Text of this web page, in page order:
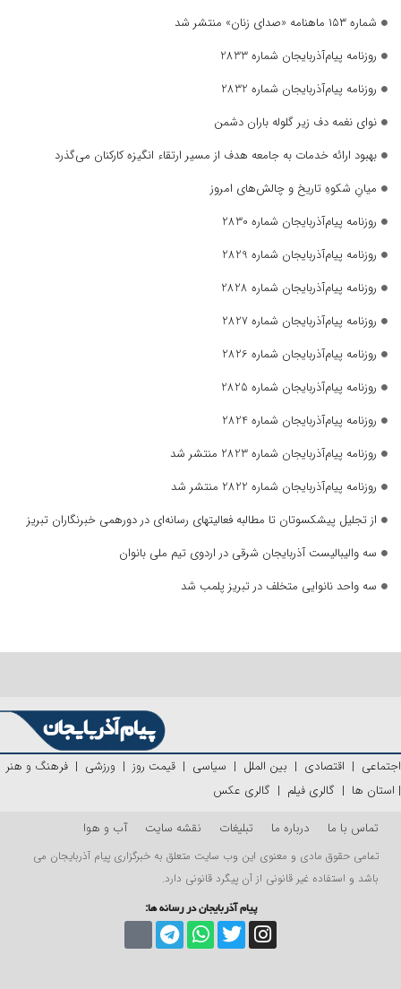
شماره ۱۵۳ ماهنامه «صدای زنان» منتشر شد
روزنامه پیام‌آذربایجان شماره 2833
روزنامه پیام‌آذربایجان شماره 2832
نوای نغمه دف زیر گلوله باران دشمن
بهبود ارائه خدمات به جامعه هدف از مسیر ارتقاء انگیزه کارکنان می‌گذرد
میانِ شکوهِ تاریخ و چالش‌های امروز
روزنامه پیام‌آذربایجان شماره 2830
روزنامه پیام‌آذربایجان شماره 2829
روزنامه پیام‌آذربایجان شماره 2828
روزنامه پیام‌آذربایجان شماره 2827
روزنامه پیام‌آذربایجان شماره 2826
روزنامه پیام‌آذربایجان شماره 2825
روزنامه پیام‌آذربایجان شماره 2824
روزنامه پیام‌آذربایجان شماره 2823 منتشر شد
روزنامه پیام‌آذربایجان شماره 2822 منتشر شد
از تجلیل پیشکسوتان تا مطالبه فعالیتهای رسانه‌ای در دورهمی خبرنگاران تبریز
سه والیبالیست آذربایجان‌ شرقی در اردوی تیم ملی بانوان
سه واحد نانوایی متخلف در تبریز پلمب شد
اجتماعی | اقتصادی | بین الملل | سیاسی | قیمت روز | ورزشی | فرهنگ و هنر
| استان ها | گالری فیلم | گالری عکس
تماس با ما
درباره ما تبلیغات نقشه سایت آب و هوا
تمامی حقوق مادی و معنوی این وب سایت متعلق به خبرگزاری پیام آذربایجان می
باشد و استفاده غیر قانونی از آن پیگرد قانونی دارد.
پیام آذربایجان در رسانه ها: